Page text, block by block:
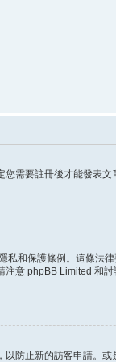
需要註冊後才能發表
私和保護條例。這條法
意 phpBB Limited 和
防止新的訪客申請。